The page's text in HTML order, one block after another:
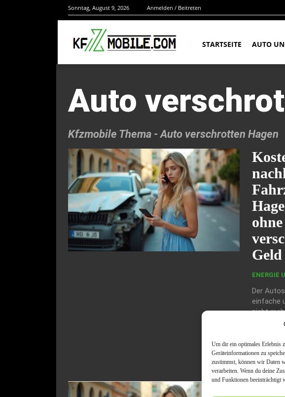
Um dir ein optimales Erlebnis
Geräteinformationen zu
zustimmst, können wir Daten
verarbeiten. Wenn du deine
und Funktionen beeinträchtigt
Sonntag, August 9, 2026 Anmelden / Beitreten
STARTSEITE AUTO
Auto
Kfzmobile Thema -Auto verschrotten Hagen
ENERGIE
Der
einfache
nicht
dass Ihr
entsorgt